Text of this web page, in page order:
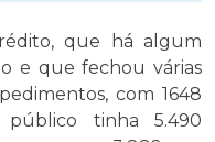
que há algum
e que fechou várias
com 1648
tinha 5.490